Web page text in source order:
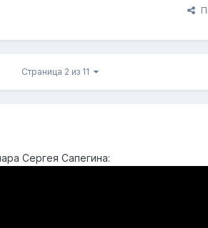
Страница 2 из 11
Сергея Сапегина: